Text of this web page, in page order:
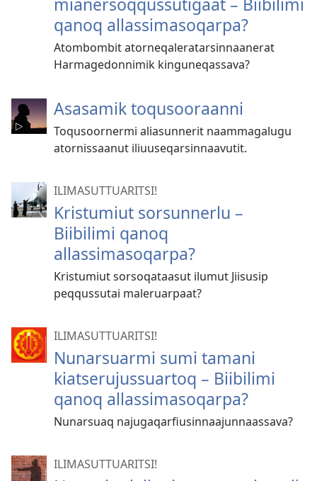
qanoq allassimasoqarpa?
Atombombit atorneqaleratarsinnaanerat
Harmagedonnimik kinguneqassava?
Asasamik toqusooraanni
Toqusoornermi aliasunnerit naammagalugu
atornissaanut iliuuseqarsinnaavutit.
ILIMASUTTUARITSI!
Kristumiut sorsunnerlu –
Biibilimi qanoq
allassimasoqarpa?
Kristumiut sorsoqataasut ilumut Jiisusip
peqqussutai maleruarpaat?
ILIMASUTTUARITSI!
Nunarsuarmi sumi tamani
kiatserujussuartoq – Biibilimi
qanoq allassimasoqarpa?
Nunarsuaq najugaqarfiusinnaajunnaassava?
ILIMASUTTUARITSI!